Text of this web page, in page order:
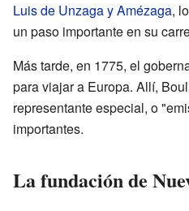
Luis de Unzaga y Amézaga,
un paso importante en su
Más tarde, en 1775, el
para viajar a Europa. Allí,
representante especial, o
importantes.
La fundación de